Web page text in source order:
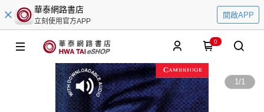
華泰網路書店
立刻使用官方APP
開啟APP
0
1/1